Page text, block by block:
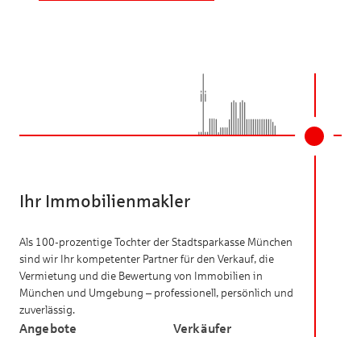
Ihr Immobilienmakler
Als 100-prozentige Tochter der Stadtsparkasse München
sind wir Ihr kompetenter Partner für den Verkauf, die
Vermietung und die Bewertung von Immobilien in
München und Umgebung – professionell, persönlich und
zuverlässig.
Angebote Verkäufer